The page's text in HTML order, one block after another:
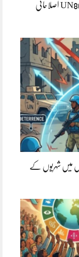
اقوامِ متحدہ نے عالمی نظام کو جدید بنانے کے لیے UN80 اصلاحاتی
میں شہریوں کے